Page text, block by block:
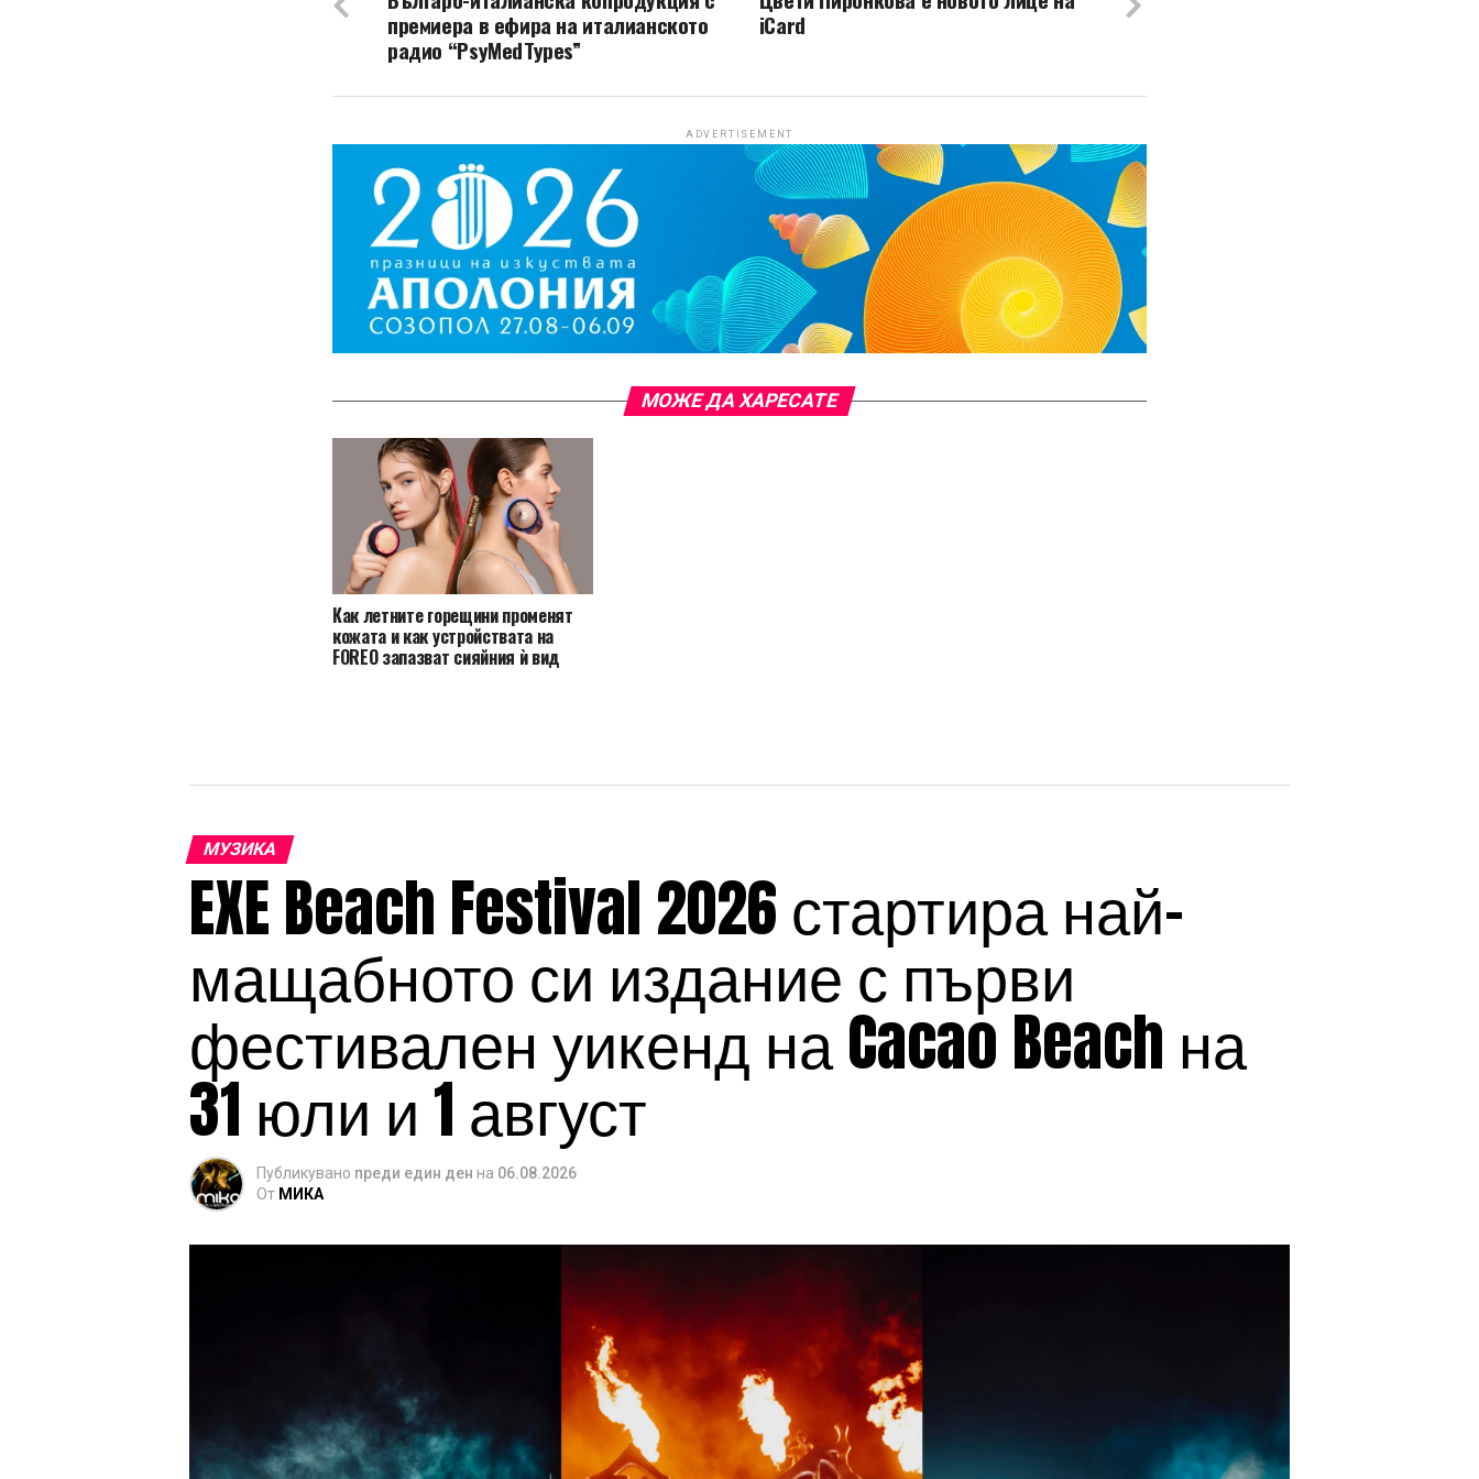
iCard
премиера в ефира на италианското
радио “PsyMedTypes”
ADVERTISEMENT
МОЖЕ ДА ХАРЕСАТЕ
Как летните горещини променят
кожата и как устройствата на
FOREO запазват сияйния ѝ вид
МУЗИКА
EXE Beach Festival 2026 стартира най-
мащабното си издание с първи
фестивален уикенд на Cacao Beach на
31 юли и 1 август
Публикувано преди един ден на 06.08.2026
От МИКА